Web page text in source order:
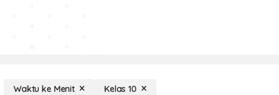
Waktu ke Menit Kelas 10